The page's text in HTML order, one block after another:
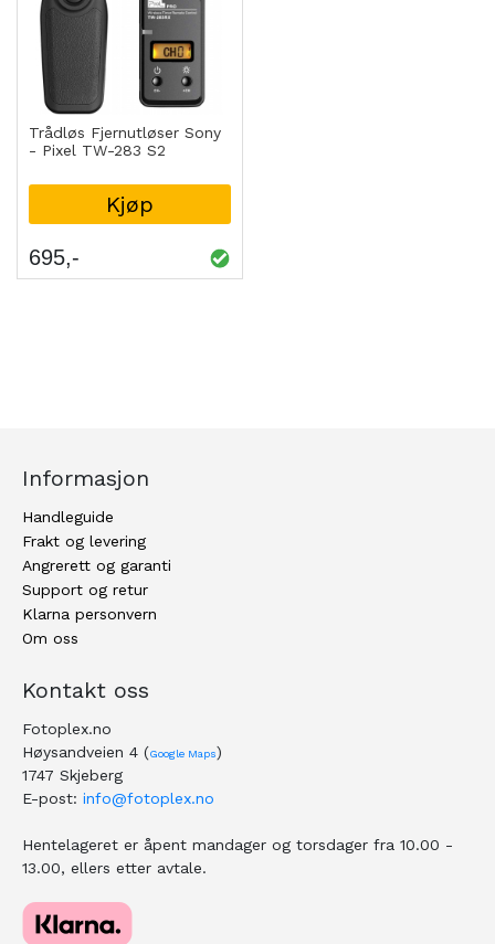
Trådløs Fjernutløser Sony
- Pixel TW-283 S2
Kjøp
695
Informasjon
Handleguide
Frakt og levering
Angrerett og garanti
Support og retur
Klarna personvern
Om oss
Kontakt oss
Fotoplex.no
Høysandveien 4 (Google Maps)
1747 Skjeberg
E-post: info@fotoplex.no
Hentelageret er åpent mandager og torsdager fra 10.00 -
13.00, ellers etter avtale.